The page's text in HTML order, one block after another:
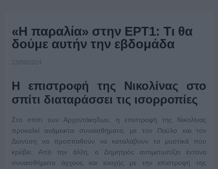
«Η παραλία» στην ΕΡΤ1: Τι θα
δούμε αυτήν την εβδομάδα
23/09/2024
Η επιστροφή της Νικολίνας στο
σπίτι διαταράσσει τις ισορροπίες
Στο σπίτι των Αρχοντάκηδων, η επιστροφή της Νικολίνας
προκαλεί ανάμεικτα συναισθήματα, με τον Παύλο και τον
Διονύση να προσπαθούν να καταλάβουν τα μυστικά που
κρύβει. Από την άλλη, ο Δημητρός αντιμετωπίζει έντονα
συναισθήματα άγχους και ενοχής με την επιστροφή της